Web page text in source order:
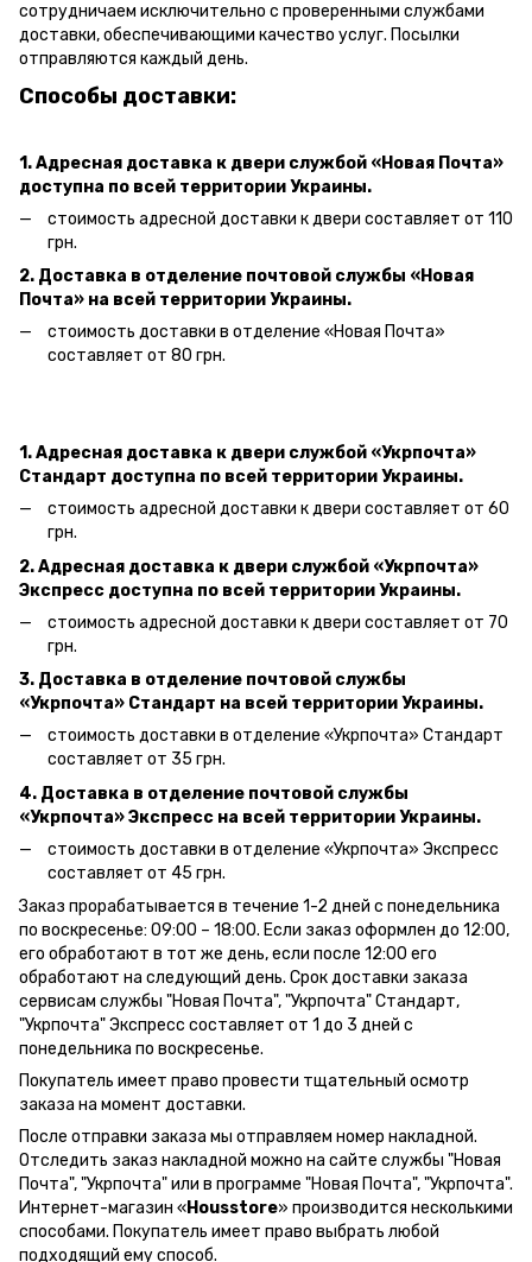
сотрудничаем исключительно с проверенными службами
доставки, обеспечивающими качество услуг. Посылки
отправляются каждый день.
Способы доставки:
1. Адресная доставка к двери службой «Новая Почта»
доступна по всей территории Украины.
стоимость адресной доставки к двери составляет от 110
грн.
2. Доставка в отделение почтовой службы «Новая
Почта» на всей территории Украины.
стоимость доставки в отделение «Новая Почта»
составляет от 80 грн.
1. Адресная доставка к двери службой «Укрпочта»
Стандарт доступна по всей территории Украины.
стоимость адресной доставки к двери составляет от 60
грн.
2. Адресная доставка к двери службой «Укрпочта»
Экспресс доступна по всей территории Украины.
стоимость адресной доставки к двери составляет от 70
грн.
3. Доставка в отделение почтовой службы
«Укрпочта» Стандарт на всей территории Украины.
стоимость доставки в отделение «Укрпочта» Стандарт
составляет от 35 грн.
4. Доставка в отделение почтовой службы
«Укрпочта» Экспресс на всей территории Украины.
стоимость доставки в отделение «Укрпочта» Экспресс
составляет от 45 грн.
Заказ прорабатывается в течение 1-2 дней с понедельника
по воскресенье: 09:00 – 18:00. Если заказ оформлен до 12:00,
его обработают в тот же день, если после 12:00 его
обработают на следующий день. Срок доставки заказа
сервисам службы "Новая Почта", "Укрпочта" Стандарт,
"Укрпочта" Экспресс составляет от 1 до 3 дней с
понедельника по воскресенье.
Покупатель имеет право провести тщательный осмотр
заказа на момент доставки.
После отправки заказа мы отправляем номер накладной.
Отследить заказ накладной можно на сайте службы "Новая
Почта", "Укрпочта" или в программе "Новая Почта", "Укрпочта".
Интернет-магазин «Housstore» производится несколькими
способами. Покупатель имеет право выбрать любой
подходящий ему способ.